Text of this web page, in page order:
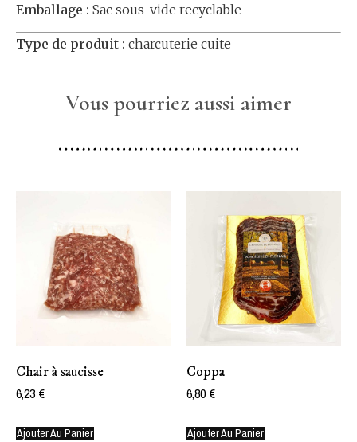
Emballage : Sac sous-vide recyclable
Type de produit : charcuterie cuite
Vous pourriez aussi aimer
Chair à saucisse
6,23 €
Ajouter Au Panier
Coppa
6,80 €
Ajouter Au Panier